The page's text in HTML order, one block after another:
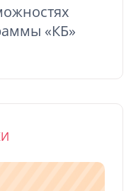
вы
на
став IT-
«КБ»